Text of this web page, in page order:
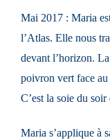
Mai 2017 : Maria
l’Atlas. Elle nous
devant l’horizon.
poivron vert face
C’est la soie du
Maria s’applique à